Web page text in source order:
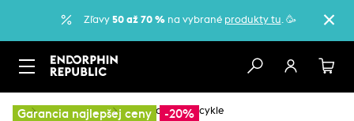
Zľavy 50 až 70 %na vybrané produkty tu. 🥳
Garancia najlepšej ceny -20%
… Horské bicykle Cross-country bicykle